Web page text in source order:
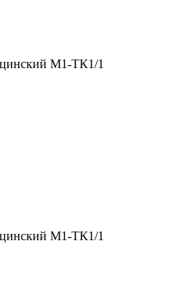
М1-ТК1/1
М1-ТК1/1